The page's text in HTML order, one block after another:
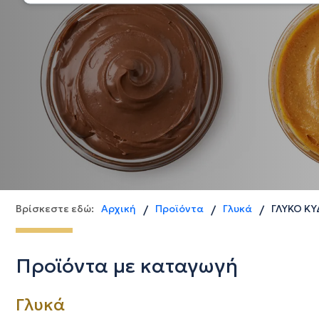
Βρίσκεστε εδώ: Αρχική / Προϊόντα / Γλυκά / ΓΛΥΚΟ
Προϊόντα με καταγωγή
Γλυκά